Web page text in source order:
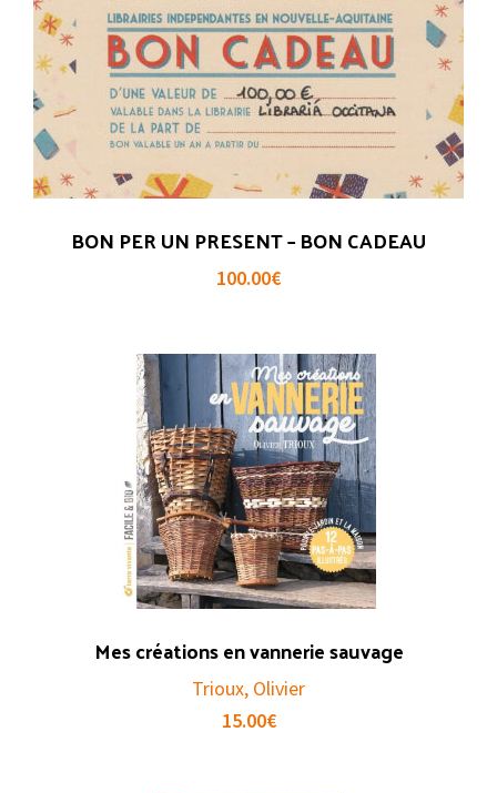
BON PER UN PRESENT – BON CADEAU
100.00€
Mes créations en vannerie sauvage
Trioux, Olivier
15.00€